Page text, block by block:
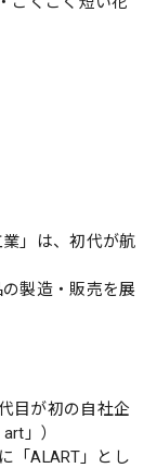
」は、初代が航
製造・販売を展
目が初の自社企
」）
「ALART」とし